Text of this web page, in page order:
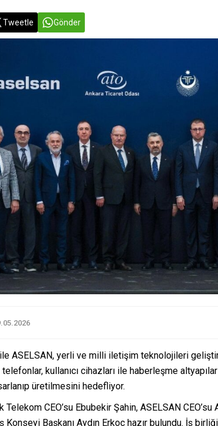
Tweetle Gönder
ASELSAN, yerli ve milli iletişim teknolojileri
telefonlar, kullanıcı cihazları ile haberleşme
üretilmesini hedefliyor.
Telekom CEO’su Ebubekir Şahin, ASELSAN
Konseyi Başkanı Aydın Erkoç hazır bulundu. İş